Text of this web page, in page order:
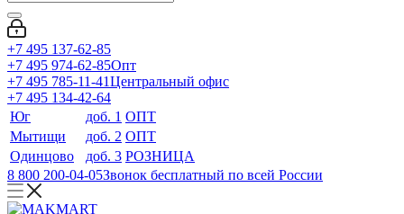
+7 495 137-62-85
+7 495 974-62-85Опт
+7 495 785-11-41Центральный офис
+7 495 134-42-64
Юг
доб. 1 ОПТ
Мытищи
доб. 2 ОПТ
Одинцово
доб. 3 РОЗНИЦА
8 800 200-04-05Звонок бесплатный по всей России